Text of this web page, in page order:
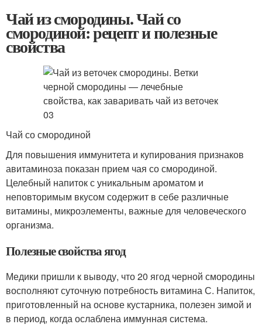
Чай из смородины. Чай со
смородиной: рецепт и полезные
свойства
Чай со смородиной
Для повышения иммунитета и купирования признаков
авитаминоза показан прием чая со смородиной.
Целебный напиток с уникальным ароматом и
неповторимым вкусом содержит в себе различные
витамины, микроэлементы, важные для человеческого
организма.
Полезные свойства ягод
Медики пришли к выводу, что 20 ягод черной смородины
восполняют суточную потребность витамина С. Напиток,
приготовленный на основе кустарника, полезен зимой и
в период, когда ослаблена иммунная система.